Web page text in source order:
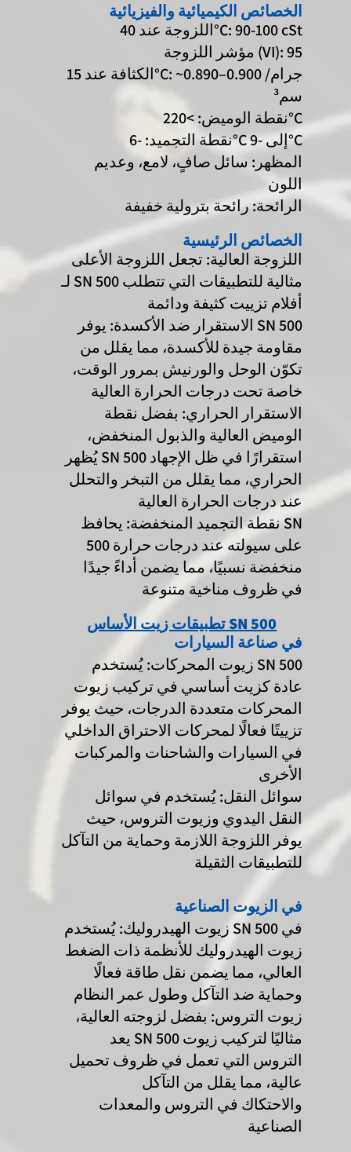
الخصائص الكيميائية والفيزيائية
اللزوجة عند 40°C: 90-100 cSt
مؤشر اللزوجة (VI): 95
الكثافة عند 15°C: ~0.890–0.900 جرام/
سم³
نقطة الوميض: >220°C
نقطة التجميد: -6°C إلى -9°C
المظهر: سائل صافٍ، لامع، وعديم
اللون
الرائحة: رائحة بترولية خفيفة
الخصائص الرئيسية
اللزوجة العالية: تجعل اللزوجة الأعلى
لـ SN 500 مثالية للتطبيقات التي تتطلب
أفلام تزييت كثيفة ودائمة
الاستقرار ضد الأكسدة: يوفر SN 500
مقاومة جيدة للأكسدة، مما يقلل من
تكوّن الوحل والورنيش بمرور الوقت،
خاصة تحت درجات الحرارة العالية
الاستقرار الحراري: بفضل نقطة
الوميض العالية والذبول المنخفض،
يُظهر SN 500 استقرارًا في ظل الإجهاد
الحراري، مما يقلل من التبخر والتحلل
عند درجات الحرارة العالية
نقطة التجميد المنخفضة: يحافظ SN
500 على سيولته عند درجات حرارة
منخفضة نسبيًا، مما يضمن أداءً جيدًا
في ظروف مناخية متنوعة
تطبيقات زيت الأساس SN 500
في صناعة السيارات
زيوت المحركات: يُستخدم SN 500
عادة كزيت أساسي في تركيب زيوت
المحركات متعددة الدرجات، حيث يوفر
تزييتًا فعالًا لمحركات الاحتراق الداخلي
في السيارات والشاحنات والمركبات
الأخرى
سوائل النقل: يُستخدم في سوائل
النقل اليدوي وزيوت التروس، حيث
يوفر اللزوجة اللازمة وحماية من التآكل
للتطبيقات الثقيلة
في الزيوت الصناعية
زيوت الهيدروليك: يُستخدم SN 500 في
زيوت الهيدروليك للأنظمة ذات الضغط
العالي، مما يضمن نقل طاقة فعالًا
وحماية ضد التآكل وطول عمر النظام
زيوت التروس: بفضل لزوجته العالية،
يعد SN 500 مثاليًا لتركيب زيوت
التروس التي تعمل في ظروف تحميل
عالية، مما يقلل من التآكل
والاحتكاك في التروس والمعدات
الصناعية